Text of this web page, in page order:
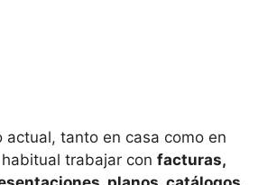
actual, tanto en casa como en
trabajar con facturas,